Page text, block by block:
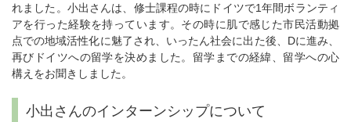
れました。小出さんは、修士課程の時にドイツで1年間ボランティ
アを行った経験を持っています。その時に肌で感じた市民活動拠
点での地域活性化に魅了され、いったん社会に出た後、Dに進み、
再びドイツへの留学を決めました。留学までの経緯、留学への心
構えをお聞きしました。
小出さんのインターンシップについて